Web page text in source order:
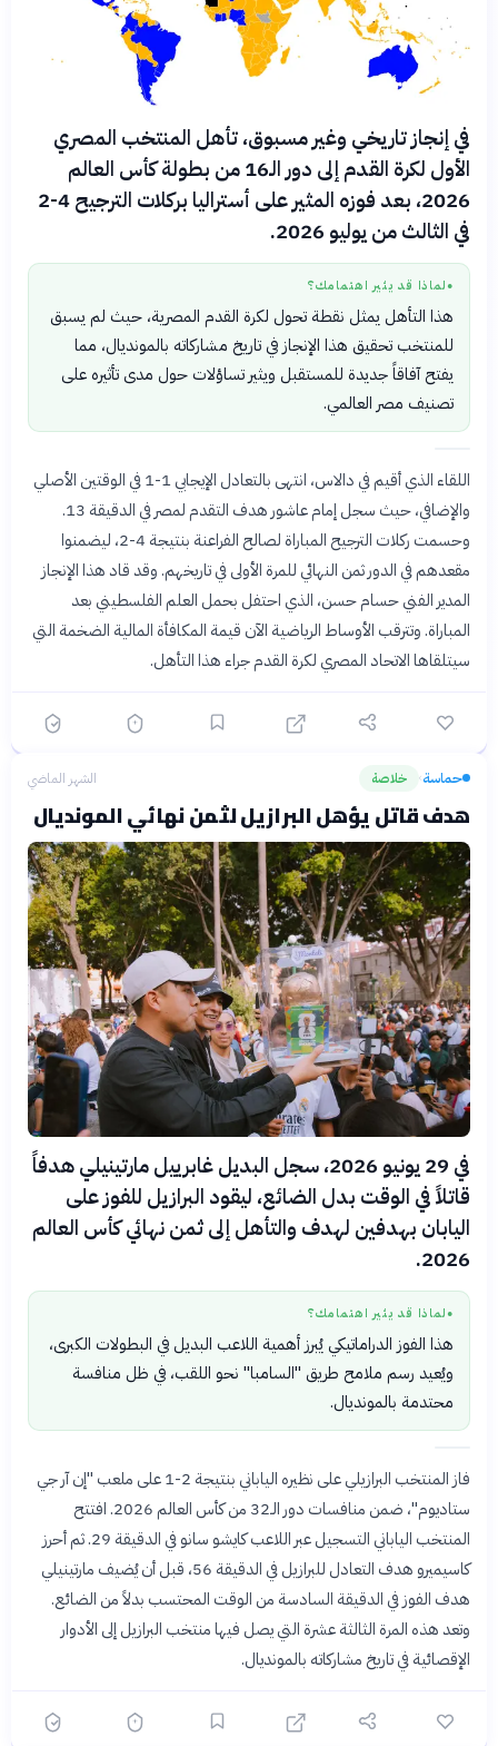
في إنجاز تاريخي وغير مسبوق، تأهل المنتخب المصري
الأول لكرة القدم إلى دور الـ16 من بطولة كأس العالم
2026، بعد فوزه المثير على أستراليا بركلات الترجيح 4-2
في الثالث من يوليو 2026.
● لماذا قد يثير اهتمامك؟
هذا التأهل يمثل نقطة تحول لكرة القدم المصرية، حيث لم يسبق
للمنتخب تحقيق هذا الإنجاز في تاريخ مشاركاته بالمونديال، مما
يفتح آفاقاً جديدة للمستقبل ويثير تساؤلات حول مدى تأثيره على
تصنيف مصر العالمي.
اللقاء الذي أقيم في دالاس، انتهى بالتعادل الإيجابي 1-1 في الوقتين الأصلي
والإضافي، حيث سجل إمام عاشور هدف التقدم لمصر في الدقيقة 13.
وحسمت ركلات الترجيح المباراة لصالح الفراعنة بنتيجة 4-2، ليضمنوا
مقعدهم في الدور ثمن النهائي للمرة الأولى في تاريخهم. وقد قاد هذا الإنجاز
المدير الفني حسام حسن، الذي احتفل بحمل العلم الفلسطيني بعد
المباراة. وتترقب الأوساط الرياضية الآن قيمة المكافأة المالية الضخمة التي
سيتلقاها الاتحاد المصري لكرة القدم جراء هذا التأهل.
حماسة› خلاصة الشهر الماضي
هدف قاتل يؤهل البرازيل لثمن نهائي المونديال
في 29 يونيو 2026، سجل البديل غابرييل مارتينيلي هدفاً
قاتلاً في الوقت بدل الضائع، ليقود البرازيل للفوز على
اليابان بهدفين لهدف والتأهل إلى ثمن نهائي كأس العالم
2026.
● لماذا قد يثير اهتمامك؟
هذا الفوز الدراماتيكي يُبرز أهمية اللاعب البديل في البطولات الكبرى،
ويُعيد رسم ملامح طريق "السامبا" نحو اللقب، في ظل منافسة
محتدمة بالمونديال.
فاز المنتخب البرازيلي على نظيره الياباني بنتيجة 2-1 على ملعب "إن آر جي
ستاديوم"، ضمن منافسات دور الـ32 من كأس العالم 2026. افتتح
المنتخب الياباني التسجيل عبر اللاعب كايشو سانو في الدقيقة 29. ثم أحرز
كاسيميرو هدف التعادل للبرازيل في الدقيقة 56، قبل أن يُضيف مارتينيلي
هدف الفوز في الدقيقة السادسة من الوقت المحتسب بدلاً من الضائع.
وتعد هذه المرة الثالثة عشرة التي يصل فيها منتخب البرازيل إلى الأدوار
الإقصائية في تاريخ مشاركاته بالمونديال.